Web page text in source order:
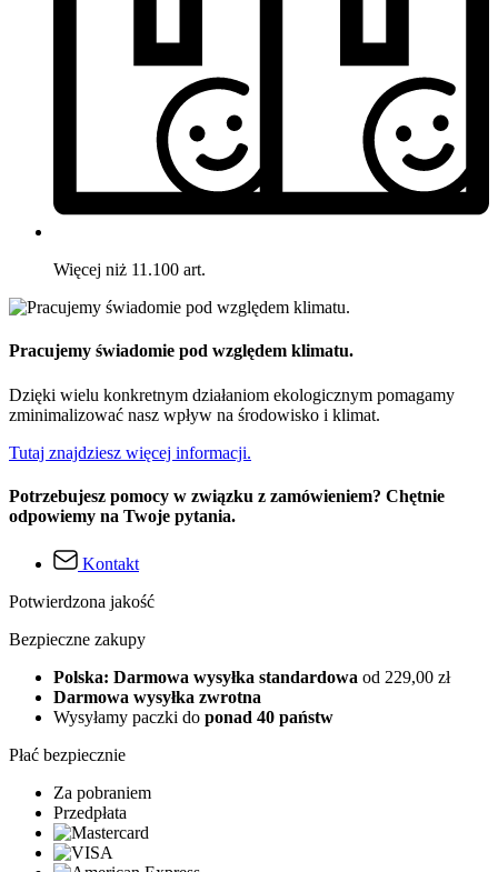
Więcej niż 11.100 art.
Pracujemy świadomie pod względem klimatu.
Dzięki wielu konkretnym działaniom ekologicznym pomagamy
zminimalizować nasz wpływ na środowisko i klimat.
Tutaj znajdziesz więcej informacji.
Potrzebujesz pomocy w związku z zamówieniem? Chętnie
odpowiemy na Twoje pytania.
Kontakt
Potwierdzona jakość
Bezpieczne zakupy
Polska: Darmowa wysyłka standardowa od 229,00 zł
Darmowa wysyłka zwrotna
Wysyłamy paczki do ponad 40 państw
Płać bezpiecznie
Za pobraniem
Przedpłata